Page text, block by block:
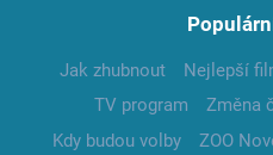
Jak zhubnout Nejlepší
TV program
Změna
Kdy budou volby
ZOO